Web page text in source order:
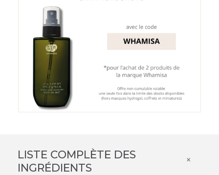
LISTE COMPLÈTE DES
INGRÉDIENTS
×